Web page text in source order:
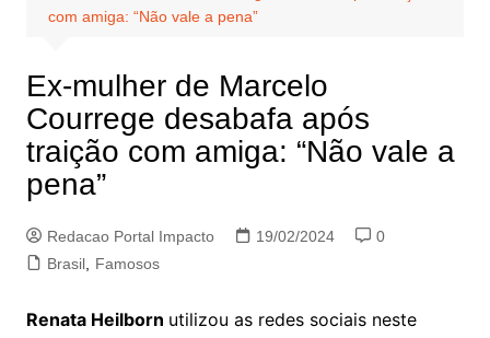
com amiga: “Não vale a pena”
Ex-mulher de Marcelo
Courrege desabafa após
traição com amiga: “Não vale a
pena”
Redacao Portal Impacto 19/02/2024
0
Brasil, Famosos
Renata Heilborn utilizou as redes sociais neste